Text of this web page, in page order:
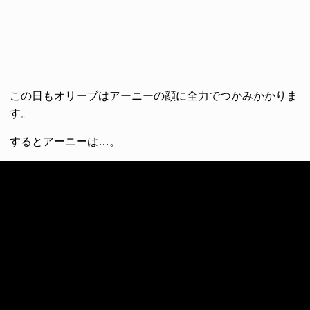
この日もオリーブはアーニーの顔に全力でつかみかかりま
す。
するとアーニーは…。